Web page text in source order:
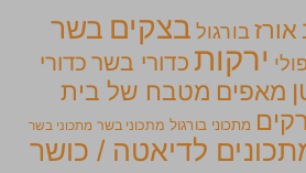
אורזבורגול בצקים בשר
ירקות כדורי בשר כדורי
מאפים מטבח של בית
מתכוני בורגול מתכוני בשר מתכוני בשר
לדיאטה / כושר